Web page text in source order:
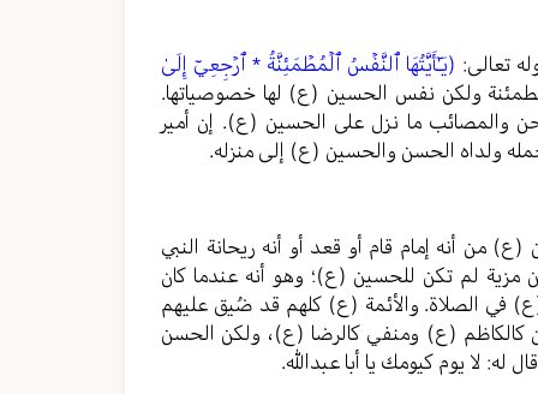
تعالى: (يَـٰٓأَيَّتُهَا ٱلنَّفۡسُ ٱلۡمُطۡمَئِنَّةُ * ٱرۡجِعِيٓ إِلَىٰ
ولكن نفس الحسين (ع) لها خصوصياتها.
والمصائب ما نزل على الحسين (ع). إن أمير
ولداه الحسن والحسين (ع) إلى منزله.
أنه إمام قام أو قعد أو أنه ريحانة النبي
لم تكن للحسين (ع)؛ وهو أنه عندما كان
في الصلاة. والأئمة (ع) كلهم قد ضُيق عليهم
كالكاظم (ع) ومنفي كالرضا (ع)، ولكن الحسن
لا يوم كيومك يا أبا عبدالله.